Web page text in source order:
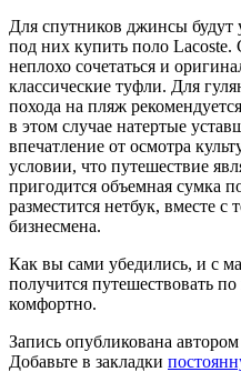
Для спутников джинсы будут
под них купить поло Lacoste.
неплохо сочетаться и
классические туфли. Для
похода на пляж
в этом случае натертые
впечатление от осмотра
условии, что путешествие
пригодится объемная сумка
разместится нетбук, вместе с
бизнесмена.
Как вы сами убедились, и с
получится путешествовать
комфортно.
Запись опубликована автором
Добавьте в закладки